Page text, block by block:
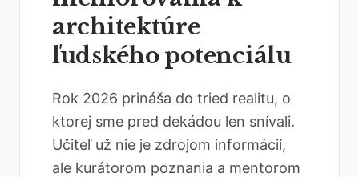
architektúre
ľudského potenciálu
Rok 2026 prináša do tried realitu, o
ktorej sme pred dekádou len snívali.
Učiteľ už nie je zdrojom informácií,
ale kurátorom poznania a mentorom